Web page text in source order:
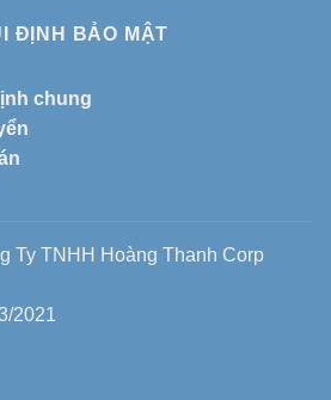
ĐỊNH BẢO MẬT
chung
Ty TNHH Hoàng Thanh Corp
2021